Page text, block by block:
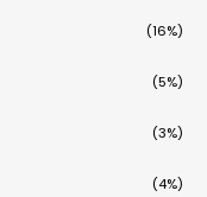
(16%)
(5%)
(3%)
(4%)